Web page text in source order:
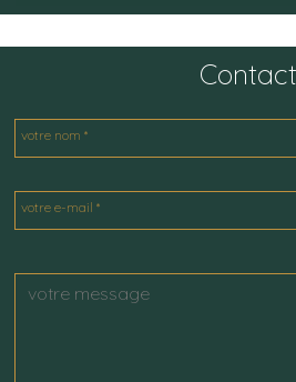
Contact
votre nom *
votre e-mail *